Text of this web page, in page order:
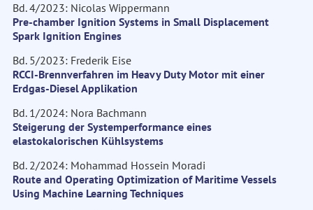
Bd. 4/2023: Nicolas Wippermann
Pre-chamber Ignition Systems in Small Displacement
Spark Ignition Engines
Bd. 5/2023: Frederik Eise
RCCI-Brennverfahren im Heavy Duty Motor mit einer
Erdgas-Diesel Applikation
Bd. 1/2024: Nora Bachmann
Steigerung der Systemperformance eines
elastokalorischen Kühlsystems
Bd. 2/2024: Mohammad Hossein Moradi
Route and Operating Optimization of Maritime Vessels
Using Machine Learning Techniques